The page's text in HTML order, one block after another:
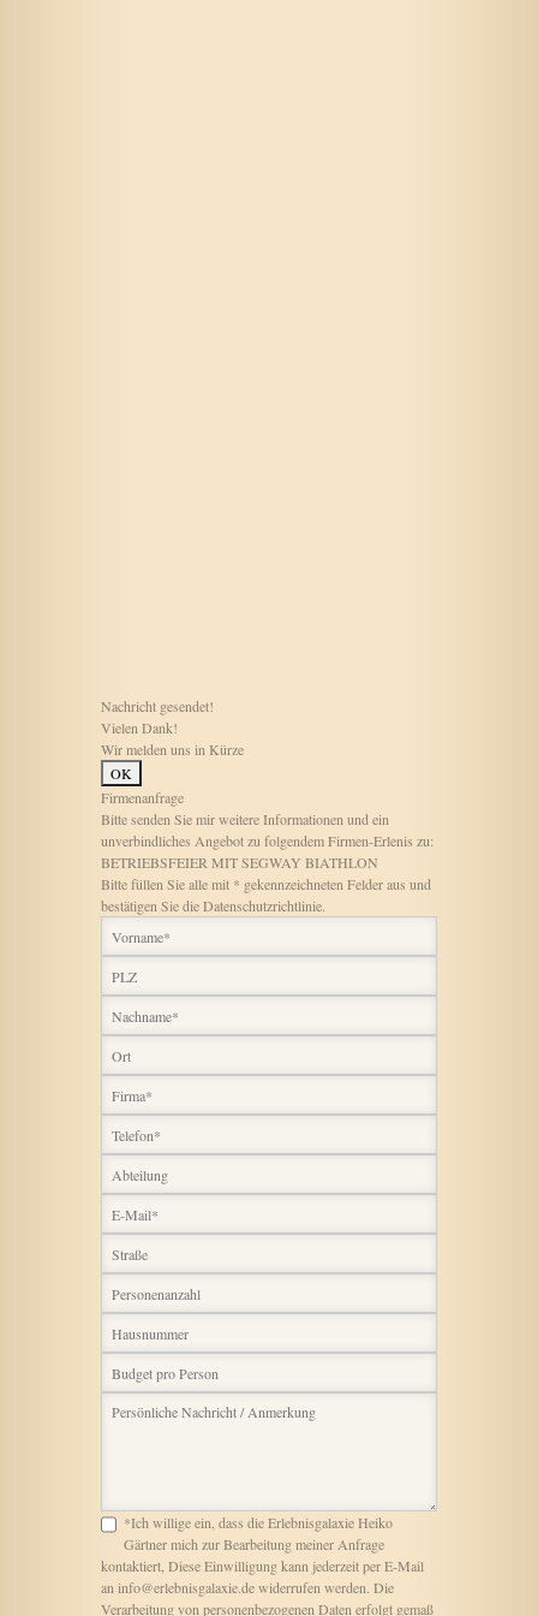
Nachricht gesendet!
Vielen Dank!
Wir melden uns in Kürze
Firmenanfrage
Bitte senden Sie mir weitere Informationen und ein
unverbindliches Angebot zu folgendem Firmen-Erlenis zu:
BETRIEBSFEIER MIT SEGWAY BIATHLON
Bitte füllen Sie alle mit * gekennzeichneten Felder aus und
bestätigen Sie die Datenschutzrichtlinie.
*Ich willige ein, dass die Erlebnisgalaxie Heiko
Gärtner mich zur Bearbeitung meiner Anfrage
kontaktiert, Diese Einwilligung kann jederzeit per E-Mail
an info@erlebnisgalaxie.de widerrufen werden. Die
Verarbeitung von personenbezogenen Daten erfolgt gemaß